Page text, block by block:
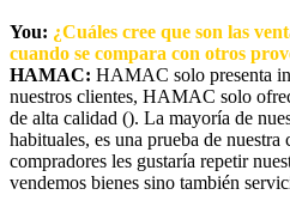
You: ¿Cuáles cree que son las
cuando se compara con otros
HAMAC: HAMAC solo presenta
nuestros clientes, HAMAC solo
de alta calidad (). La mayoría de
habituales, es una prueba de
compradores les gustaría repetir
vendemos bienes sino también